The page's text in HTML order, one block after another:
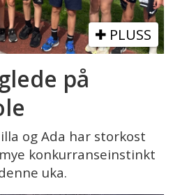
PLUSS
på
og Ada har storkost
konkurranseinstinkt
uka.